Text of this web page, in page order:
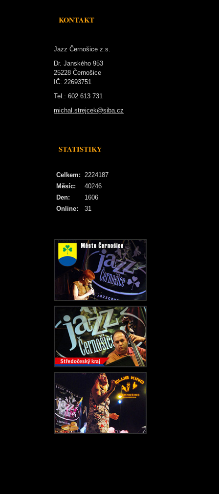
KONTAKT
Jazz Černošice z.s.
Dr. Janského 953
25228 Černošice
IČ: 22693751
Tel.: 602 613 731
michal.strejcek@siba.cz
STATISTIKY
Online: 31
Celkem: 2224187
Měsíc:
40246
Den:
1606